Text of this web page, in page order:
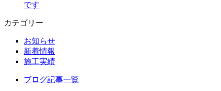
です
カテゴリー
お知らせ
新着情報
施工実績
ブログ記事一覧